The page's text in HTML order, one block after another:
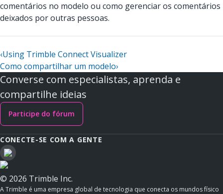
comentários no modelo ou como gerenciar os comentários
deixados por outras pessoas.
‹Using Trimble Connect Visualizer
Como compartilhar um modelo›
Converse com especialistas, aprenda e
compartilhe ideias
Participe do fórum
CONECTE-SE COM A GENTE
© 2026 Trimble Inc.
A Trimble é uma empresa global de tecnologia que conecta os mundos físico